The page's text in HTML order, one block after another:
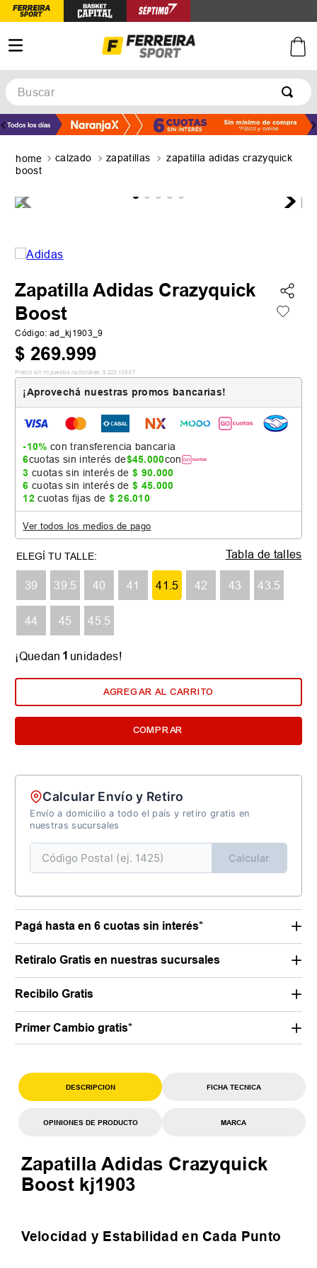
Buscar
TÉRMINOS MÁS BUSCADOS
2.
calzado zapatillas
zapatilla adidas crazyquick
boost
Zapatilla Adidas Crazyquick
Boost
Código: ad_kj1903_9
$ 269.999
Precio sin impuestos nacionales: $ 223 .139,67
¡Aprovechá nuestras promos bancarias!
-10% con transferencia bancaria
6cuotas sin interés de$45.000con
3 cuotas sin interés de$ 90.000
6 cuotas sin interés de$ 45.000
12 cuotas fijas de $ 26.010
Ver todos los medios de pago
39 39.5 40 41 41.5 42 43 43.5
44 45 45.5
Tabla de talles
¡Quedan 1 unidades!
AGREGAR AL CARRITO
COMPRAR
Calcular Envío y Retiro
Envío a domicilio a todo el país y retiro gratis en
nuestras sucursales
Calcular
Pagá hasta en 6 cuotas sin interés*
Retiralo Gratis en nuestras sucursales
Recibilo Gratis
Primer Cambio gratis*
DESCRIPCION FICHA TECNICA
OPINIONES DE PRODUCTO MARCA
Zapatilla Adidas Crazyquick
Boost kj1903
Velocidad y Estabilidad en Cada Punto